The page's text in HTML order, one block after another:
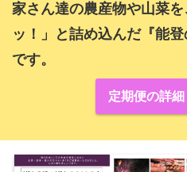
家さん達の農産物や山菜
ッ！」と詰め込んだ『能
です。
定期便の詳